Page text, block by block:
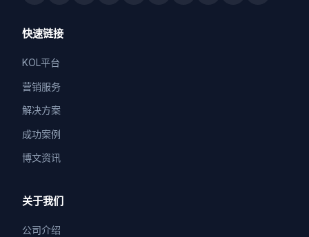
快速链接
KOL平台
营销服务
解决方案
成功案例
博文资讯
关于我们
公司介绍